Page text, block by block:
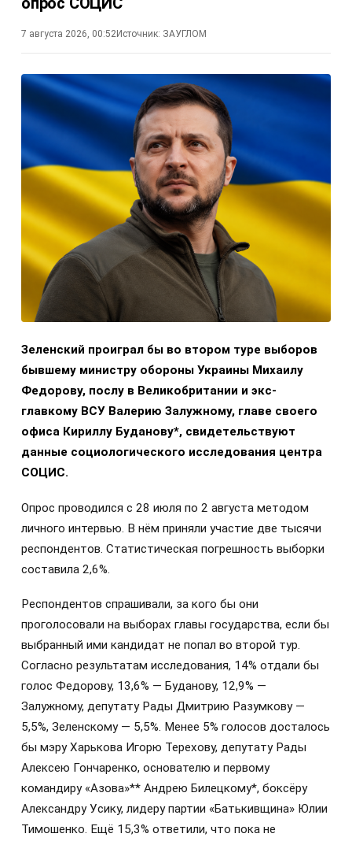
7 августа 2026, 00:52Источник: ЗАУГЛОМ
Зеленский проиграл бы во втором туре выборов
бывшему министру обороны Украины Михаилу
Федорову, послу в Великобритании и экс-
главкому ВСУ Валерию Залужному, главе своего
офиса Кириллу Буданову*, свидетельствуют
данные социологического исследования центра
СОЦИС.
Опрос проводился с 28 июля по 2 августа методом
личного интервью. В нём приняли участие две тысячи
респондентов. Статистическая погрешность выборки
составила 2,6%.
Респондентов спрашивали, за кого бы они
проголосовали на выборах главы государства, если бы
выбранный ими кандидат не попал во второй тур.
Согласно результатам исследования, 14% отдали бы
голос Федорову, 13,6% — Буданову, 12,9% —
Залужному, депутату Рады Дмитрию Разумкову —
5,5%, Зеленскому — 5,5%. Менее 5% голосов досталось
бы мэру Харькова Игорю Терехову, депутату Рады
Алексею Гончаренко, основателю и первому
командиру «Азова»** Андрею Билецкому*, боксёру
Александру Усику, лидеру партии «Батькивщина» Юлии
Тимошенко. Ещё 15,3% ответили, что пока не